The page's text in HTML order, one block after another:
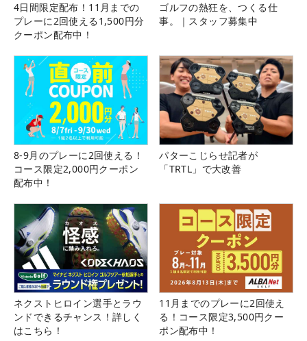
4日間限定配布！11月までの
プレーに2回使える1,500円分
クーポン配布中！
ゴルフの熱狂を、つくる仕
事。｜スタッフ募集中
8-9月のプレーに2回使える！
コース限定2,000円クーポン
配布中！
パターこじらせ記者が
「TRTL」で大改善
ネクストヒロイン選手とラウ
ンドできるチャンス！詳しく
はこちら！
11月までのプレーに2回使え
る！コース限定3,500円クー
ポン配布中！